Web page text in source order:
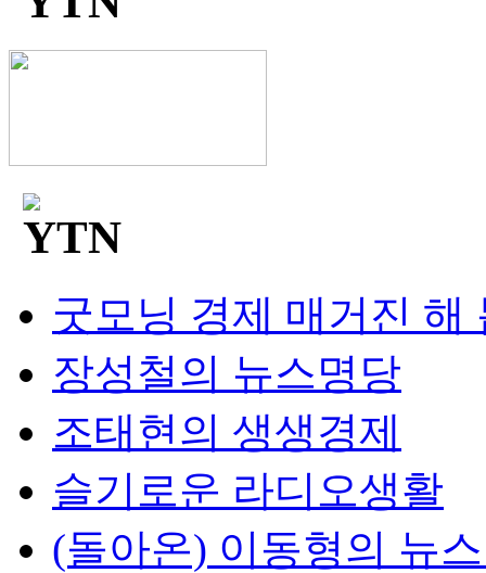
굿모닝 경제 매거진 해
장성철의 뉴스명당
조태현의 생생경제
슬기로운 라디오생활
(돌아온) 이동형의 뉴